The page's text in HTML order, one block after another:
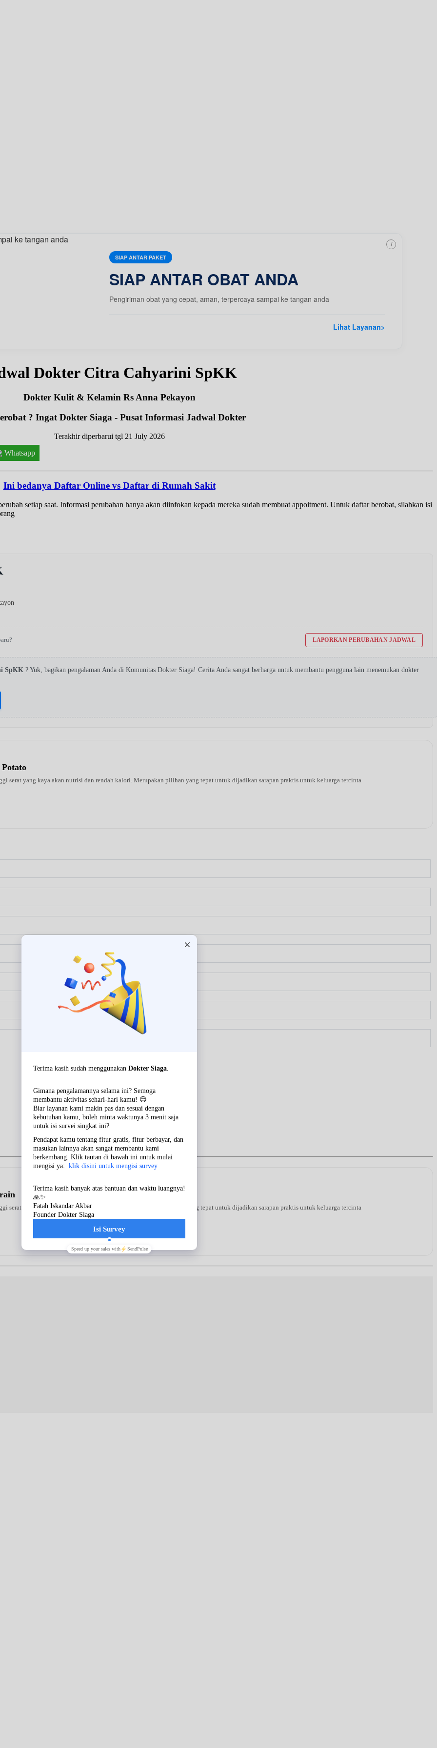
SIAP ANTAR PAKET
SIAP ANTAR OBAT ANDA
Pengiriman obat yang cepat, aman, terpercaya sampai ke tangan anda
Lihat Layanan>
i
Dokter Citra Cahyarini SpKK
Dokter Kulit & Kelamin Rs Anna Pekayon
? Ingat Dokter Siaga - Pusat Informasi Jadwal Dokter
Terakhir diperbarui tgl 21 July 2026
Whatsapp
Ini bedanya Daftar Online vs Daftar di Rumah Sakit
setiap saat. Informasi perubahan hanya akan diinfokan kepada mereka sudah membuat appoitment. Untuk daftar berobat, silahkan isi
LAPORKAN PERUBAHAN JADWAL
SpKK ? Yuk, bagikan pengalaman Anda di Komunitas Dokter Siaga! Cerita Anda sangat berharga untuk membantu pengguna lain menemukan dokter
serat yang kaya akan nutrisi dan rendah kalori. Merupakan pilihan yang tepat untuk dijadikan sarapan praktis untuk keluarga tercinta
serat yang kaya akan nutrisi dan rendah kalori. Merupakan pilihan yang tepat untuk dijadikan sarapan praktis untuk keluarga tercinta